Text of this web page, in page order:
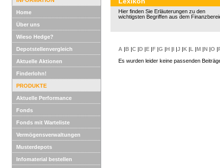
Home
Über uns
Wieso Hedge?
Depotstellenvergleich
Aktuelle Aktionen
Finderlohn!
PRODUKTE
Aktuelle Performance
Fonds
Fonds mit Warteliste
Vermögensverwaltungen
Musterdepots
Infomaterial bestellen
Hier finden Sie Erläuterungen zu den
wichtigsten Begriffen aus dem
A |B |C |D |E |F |G |H |I |J |K |L |M |N |O |
Es wurden leider keine passenden